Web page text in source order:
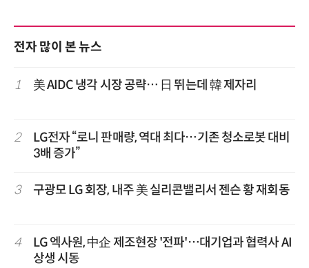
전자 많이 본 뉴스
1 美 AIDC 냉각 시장 공략… 日 뛰는데 韓 제자리
2
LG전자 “로니 판매량, 역대 최다…기존 청소로봇 대비
3배 증가”
3 구광모 LG 회장, 내주 美 실리콘밸리서 젠슨 황 재회동
4
LG 엑사원, 中企 제조현장 '전파'…대기업과 협력사 AI
상생 시동